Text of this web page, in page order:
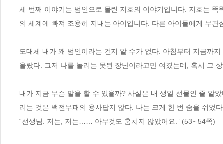
세 번째 이야기는 범인으로 몰린 지호의 이야기입니다. 지호는
의 세계에 빠져 조용히 지내는 아이입니다. 다른 아이들에게 무
도대체 내가 왜 범인이라는 건지 알 수가 없다. 아침부터 지금까
올랐다. 그저 나를 놀리는 못된 장난이라고만 여겼는데, 혹시 그
내가 지금 무슨 말을 할 수 있을까? 사실은 내 생일 선물인 줄 알
리는 것은 백전무패의 용사답지 않다. 나는 크게 한 번 숨을 쉬었
“선생님. 저는, 저는…… 아무것도 훔치지 않았어요.” (53∼54쪽)